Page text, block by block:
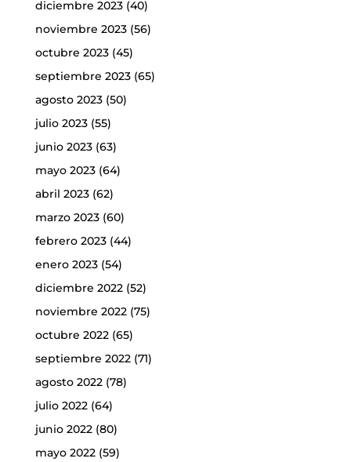
diciembre 2023(40)
noviembre 2023(56)
octubre 2023(45)
septiembre 2023(65)
agosto 2023(50)
julio 2023(55)
junio 2023(63)
mayo 2023(64)
abril 2023(62)
marzo 2023(60)
febrero 2023(44)
enero 2023(54)
diciembre 2022(52)
noviembre 2022(75)
octubre 2022(65)
septiembre 2022(71)
agosto 2022(78)
julio 2022(64)
junio 2022(80)
mayo 2022(59)